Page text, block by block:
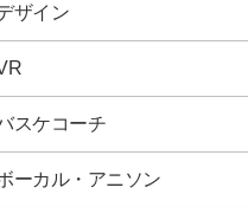
ザイン
スケコーチ
ーカル・アニソン